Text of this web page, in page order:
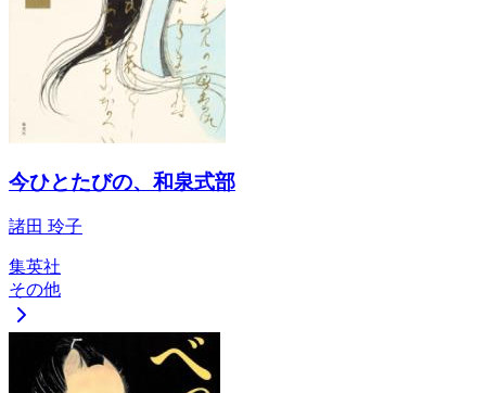
今ひとたびの、和泉式部
諸田 玲子
集英社
その他